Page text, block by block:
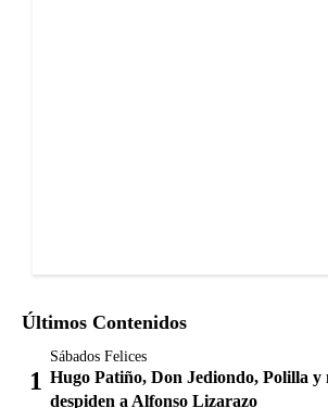
Últimos Contenidos
Sábados Felices
Hugo Patiño, Don Jediondo, Polilla y
despiden a Alfonso Lizarazo